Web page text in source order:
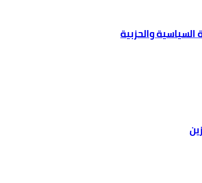
والحزبية